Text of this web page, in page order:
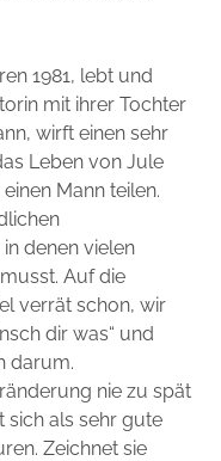
1981, lebt und
mit ihrer Tochter
wirft einen sehr
Leben von Jule
Mann teilen.
denen vielen
Auf die
verrät schon, wir
dir was“ und
darum.
nie zu spät
sich als sehr gute
Zeichnet sie